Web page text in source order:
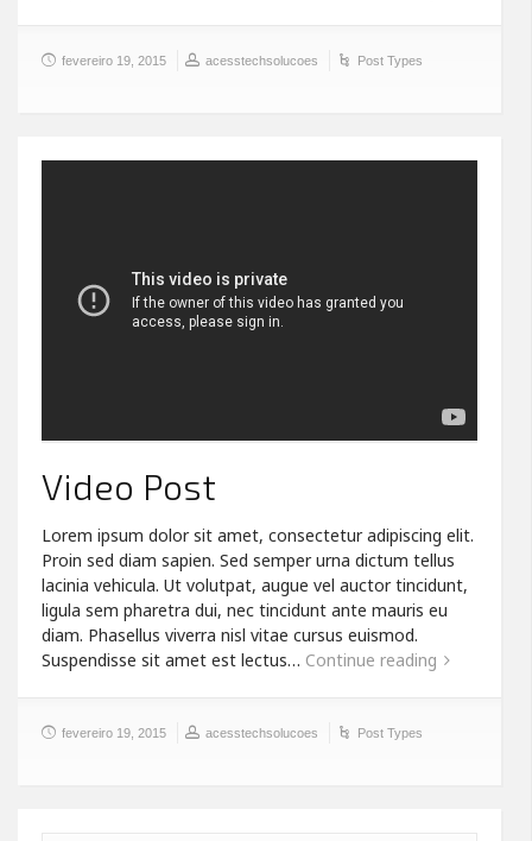
fevereiro 19, 2015 acesstechsolucoes Post Types
Video Post
Lorem ipsum dolor sit amet, consectetur adipiscing elit.
Proin sed diam sapien. Sed semper urna dictum tellus
lacinia vehicula. Ut volutpat, augue vel auctor tincidunt,
ligula sem pharetra dui, nec tincidunt ante mauris eu
diam. Phasellus viverra nisl vitae cursus euismod.
Suspendisse sit amet est lectus… Continue reading
fevereiro 19, 2015 acesstechsolucoes Post Types